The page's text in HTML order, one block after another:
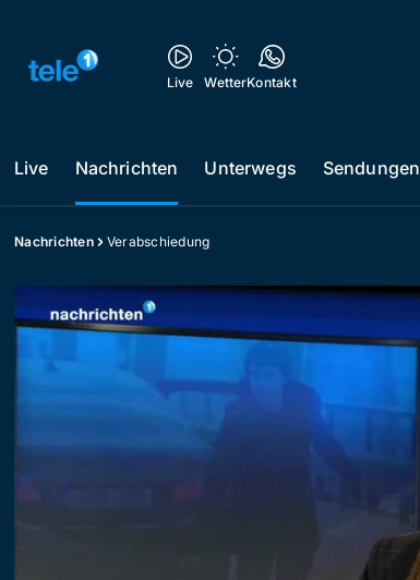
Live WetterKontakt
Live Nachrichten Unterwegs Sendungen
Nachrichten Verabschiedung